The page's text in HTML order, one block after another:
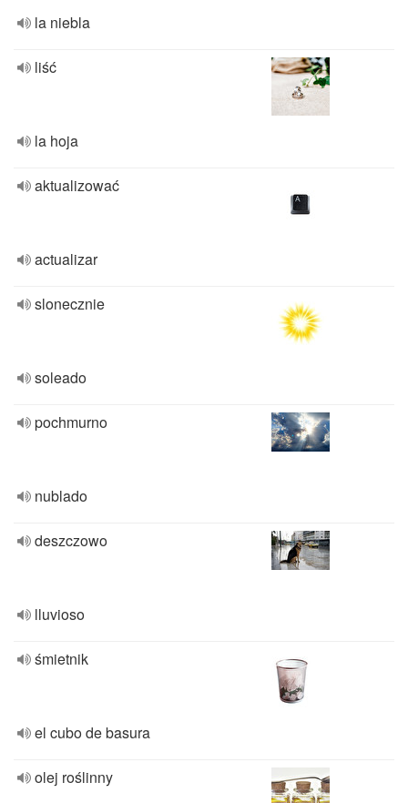
la niebla
liść
la hoja
aktualizować
actualizar
slonecznie
soleado
pochmurno
nublado
deszczowo
lluvioso
śmietnik
el cubo de basura
olej roślinny